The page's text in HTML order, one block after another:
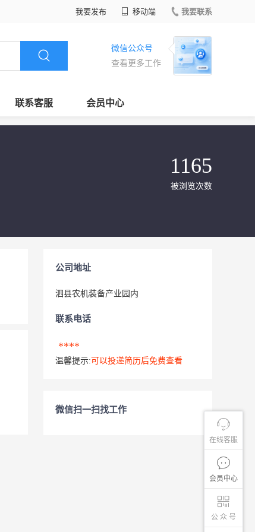
我要发布 移动端 我要联系
微信公众号
查看更多工作
联系客服 会员中心
在线客服
会员中心
公 众 号
1165
被浏览次数
公司地址
泗县农机装备产业园内
联系电话
****
温馨提示: 可以投递简历后免费查看
微信扫一扫找工作